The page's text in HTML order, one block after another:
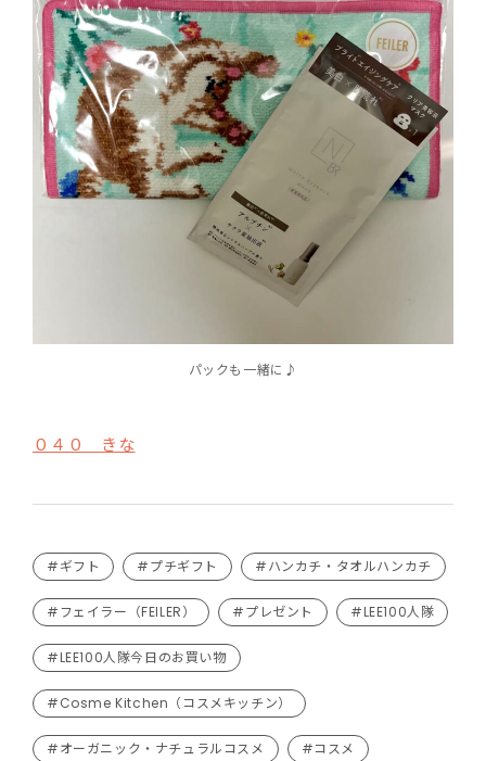
パックも一緒に♪
０４０ きな
#ギフト #プチギフト #ハンカチ・タオルハンカチ
#フェイラー（FEILER） #プレゼント #LEE100人隊
#LEE100人隊今日のお買い物
#Cosme Kitchen（コスメキッチン）
#オーガニック・ナチュラルコスメ #コスメ